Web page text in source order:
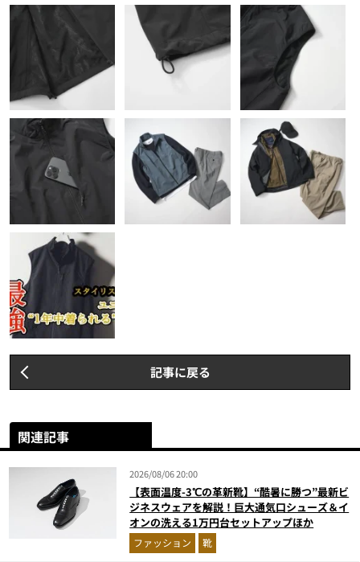
記事に戻る
関連記事
2026/08/06 20:00
【表面温度-3℃の革新靴】“酷暑に勝つ”最新ビ
ジネスウェアを解説！巨大通気口シューズ＆イ
オンの洗える1万円台セットアップほか
ファッション 靴